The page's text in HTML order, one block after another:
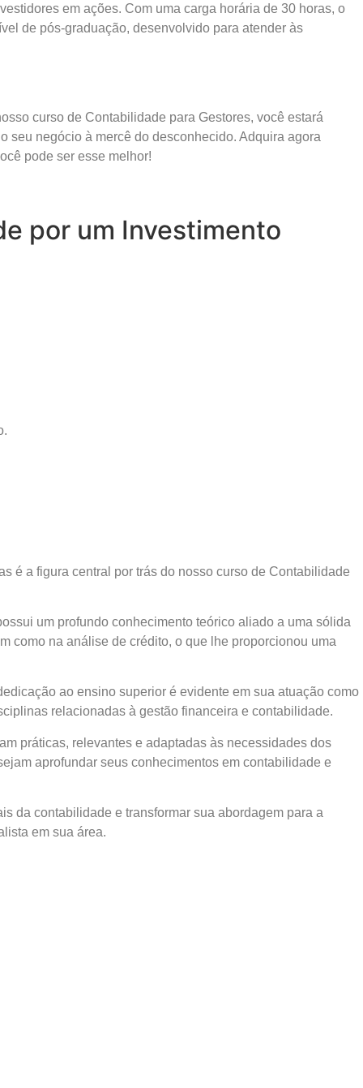
em ações. Com uma carga horária de 30 horas, o
de pós-graduação, desenvolvido para atender às
curso de Contabilidade para Gestores, você estará
seu negócio à mercê do desconhecido. Adquira agora
pode ser esse melhor!
por um Investimento
é a figura central por trás do nosso curso de Contabilidade
um profundo conhecimento teórico aliado a uma sólida
como na análise de crédito, o que lhe proporcionou uma
ao ensino superior é evidente em sua atuação como
relacionadas à gestão financeira e contabilidade.
práticas, relevantes e adaptadas às necessidades dos
aprofundar seus conhecimentos em contabilidade e
da contabilidade e transformar sua abordagem para a
em sua área.